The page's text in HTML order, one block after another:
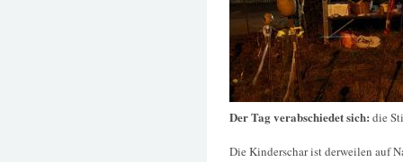
Der Tag verabschiedet sich: die
Die Kinderschar ist derweilen auf